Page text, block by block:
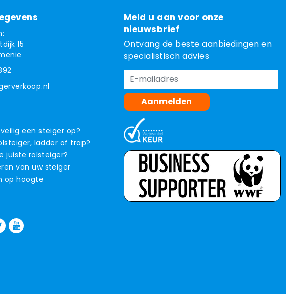
15
een steiger op?
ladder of trap?
juiste rolsteiger?
van uw steiger
op hoogte
Meld u aan voor onze
nieuwsbrief
Ontvang de beste aanbiedingen en
specialistisch advies
Aanmelden